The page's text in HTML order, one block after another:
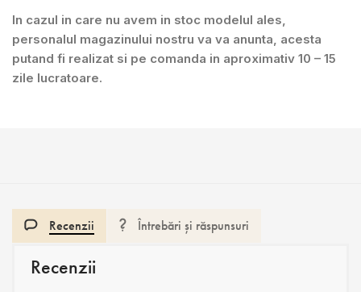
In cazul in care nu avem in stoc modelul ales,
personalul magazinului nostru va va anunta, acesta
putand fi realizat si pe comanda in aproximativ 10 – 15
zile lucratoare.
Recenzii Întrebări și răspunsuri
Recenzii